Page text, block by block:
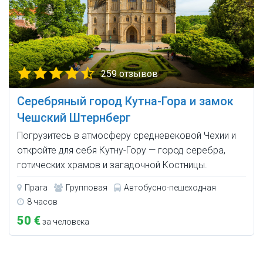
259 отзывов
Серебряный город Кутна-Гора и замок
Чешский Штернберг
Погрузитесь в атмосферу средневековой Чехии и
откройте для себя Кутну-Гору — город серебра,
готических храмов и загадочной Костницы.
Прага Групповая
Автобусно-пешеходная
8 часов
50 €за человека